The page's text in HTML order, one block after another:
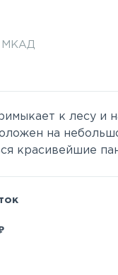
МКАД
к лесу и
на
красивейшие